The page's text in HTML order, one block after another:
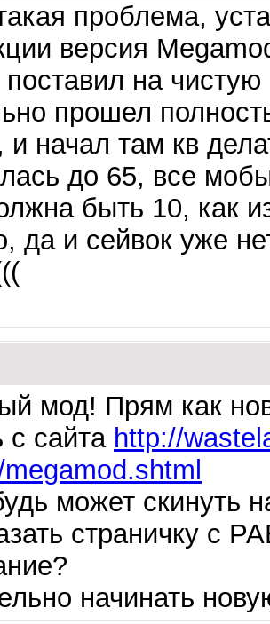
проблема,
версия
поставил на
прошел
и начал там кв
до 65, все
быть 10, как
да и сейвок уже
мод! Прям как
с сайта http://
может скинуть
страничку
начинать